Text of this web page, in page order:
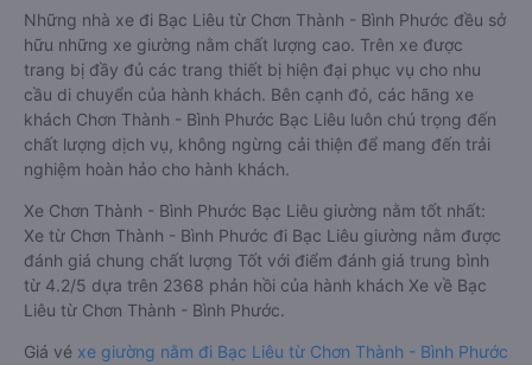
Những nhà xe đi Bạc Liêu từ Chơn Thành - Bình Phước đều sở
hữu những xe giường nằm chất lượng cao. Trên xe được
trang bị đầy đủ các trang thiết bị hiện đại phục vụ cho nhu
cầu di chuyển của hành khách. Bên cạnh đó, các hãng xe
khách Chơn Thành - Bình Phước Bạc Liêu luôn chú trọng đến
chất lượng dịch vụ, không ngừng cải thiện để mang đến trải
nghiệm hoàn hảo cho hành khách.
Xe Chơn Thành - Bình Phước Bạc Liêu giường nằm tốt nhất:
Xe từ Chơn Thành - Bình Phước đi Bạc Liêu giường nằm được
đánh giá chung chất lượng Tốt với điểm đánh giá trung bình
từ 4.2/5 dựa trên 2368 phản hồi của hành khách Xe về Bạc
Liêu từ Chơn Thành - Bình Phước.
Giá vé xe giường nằm đi Bạc Liêu từ Chơn Thành - Bình Phước